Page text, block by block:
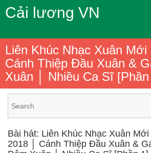
Cải lương VN
Liên Khúc Nhạc Xuân Mới
Cánh Thiệp Đầu Xuân &
Xuân │ Nhiều Ca Sĩ [Phần
Bài hát: Liên Khúc Nhạc Xuân Mới
2018 │ Cánh Thiệp Đầu Xuân &